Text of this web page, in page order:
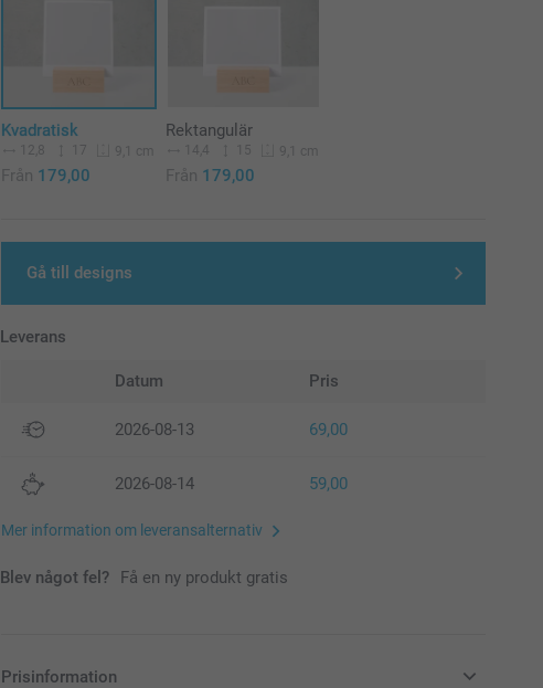
Kvadratisk
12,8 17 9,1 cm
Från 179,00
Rektangulär
14,4 15 9,1 cm
Från 179,00
Gå till designs
Leverans
Datum Pris
2026-08-13 69,00
2026-08-14 59,00
Mer information om leveransalternativ
Blev något fel? Få en ny produkt gratis
Prisinformation